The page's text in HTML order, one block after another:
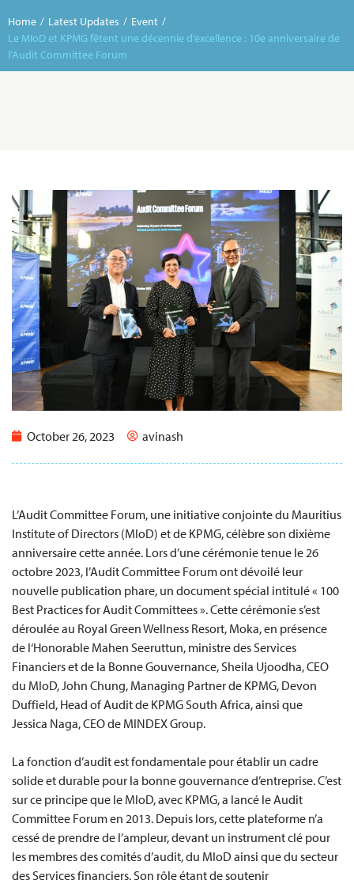
Home / Latest Updates / Event /
Le MIoD et KPMG fêtent une décennie d’excellence : 10e anniversaire de
l’Audit Committee Forum
October 26, 2023 avinash
L’Audit Committee Forum, une initiative conjointe du Mauritius
Institute of Directors (MIoD) et de KPMG, célèbre son dixième
anniversaire cette année. Lors d’une cérémonie tenue le 26
octobre 2023, l’Audit Committee Forum ont dévoilé leur
nouvelle publication phare, un document spécial intitulé « 100
Best Practices for Audit Committees ». Cette cérémonie s’est
déroulée au Royal Green Wellness Resort, Moka, en présence
de l‘Honorable Mahen Seeruttun, ministre des Services
Financiers et de la Bonne Gouvernance, Sheila Ujoodha, CEO
du MIoD, John Chung, Managing Partner de KPMG, Devon
Duffield, Head of Audit de KPMG South Africa, ainsi que
Jessica Naga, CEO de MINDEX Group.
La fonction d’audit est fondamentale pour établir un cadre
solide et durable pour la bonne gouvernance d’entreprise. C’est
sur ce principe que le MIoD, avec KPMG, a lancé le Audit
Committee Forum en 2013. Depuis lors, cette plateforme n’a
cessé de prendre de l’ampleur, devant un instrument clé pour
les membres des comités d’audit, du MIoD ainsi que du secteur
des Services financiers. Son rôle étant de soutenir